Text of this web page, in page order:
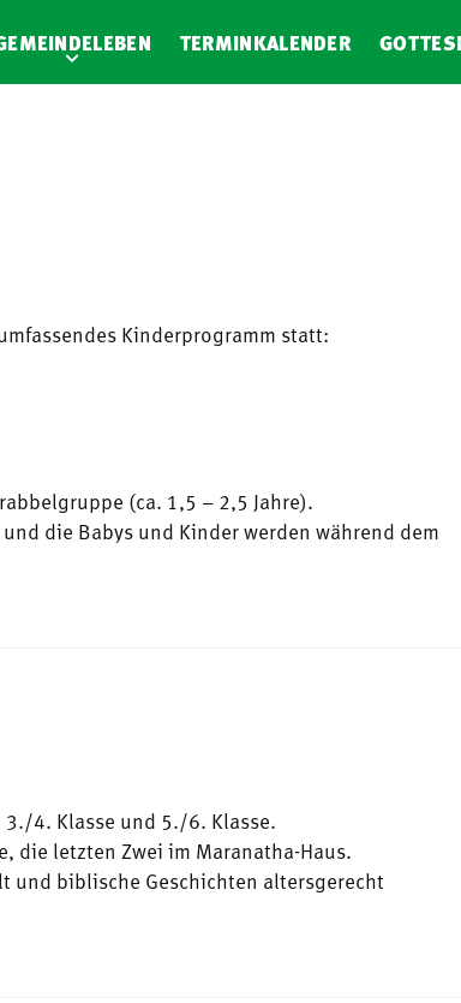
TERMINKALENDER
Kinderprogramm statt:
(ca. 1,5 – 2,5 Jahre).
die Babys und Kinder werden während dem
4. Klasse und 5./6. Klasse.
die letzten Zwei im Maranatha-Haus.
und biblische Geschichten altersgerecht